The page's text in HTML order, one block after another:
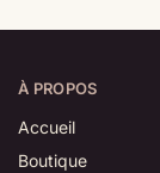
À PROPOS
Accueil
Boutique